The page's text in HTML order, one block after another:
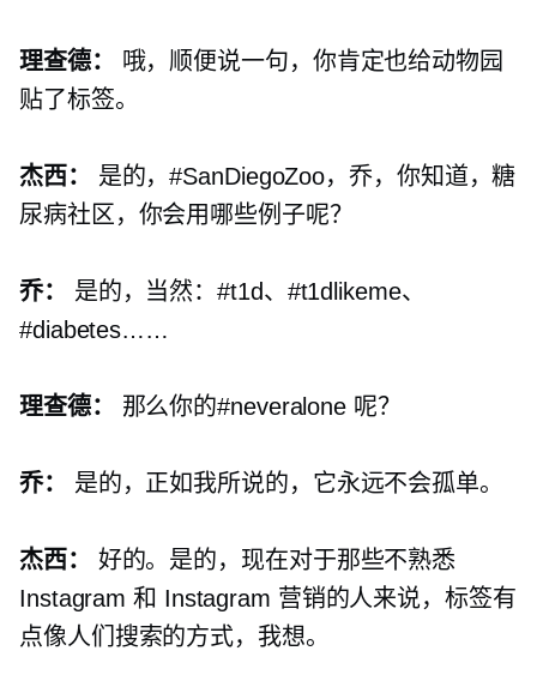
理查德：
哦，顺便说一句，你肯定也给动物园
贴了标签。
杰西：
是的，#SanDiegoZoo，乔，你知道，糖
尿病社区，你会用哪些例子呢？
乔：
是的，当然：#t1d、#t1dlikeme、
#diabetes……
理查德： 那么你的#neveralone 呢？
乔： 是的，正如我所说的，它永远不会孤单。
杰西：
好的。是的，现在对于那些不熟悉
Instagram 和 Instagram 营销的人来说，标签有
点像人们搜索的方式，我想。